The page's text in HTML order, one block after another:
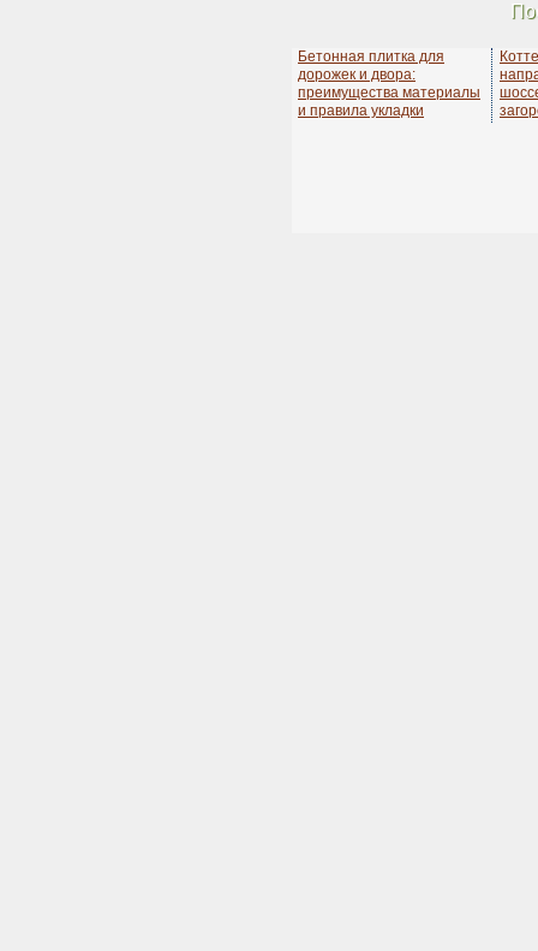
Бетонная плитка для
дорожек и двора:
преимущества материалы
и правила укладки